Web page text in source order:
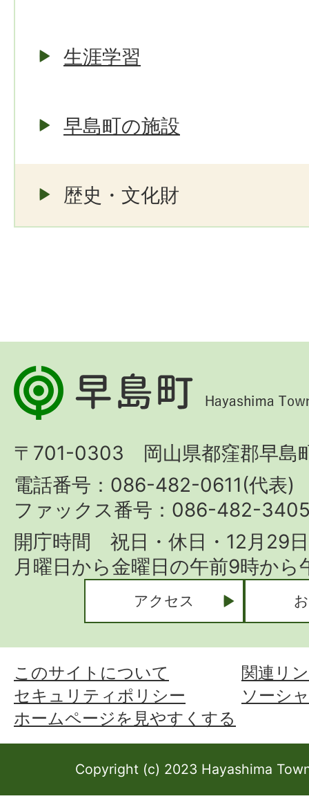
生涯学習
早島町の施設
歴史・文化財
早
島
Hayashima
Town
〒701-0303 岡山県都窪郡早島
電話番号：086-482-0611(代表)
ファックス番号：086-482-
開庁時間 祝日・休日・12月29
月曜日から金曜日の午前9時か
アクセス
このサイトについて
関連リ
セキュリティポリシー
ソーシ
ホームページを見やすくする
Copyright (c) 2023 Hayashima